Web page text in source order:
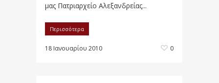
μας Πατριαρχείο Αλεξανδρείας...
Περισσότερα
18 Ιανουαρίου 2010 0